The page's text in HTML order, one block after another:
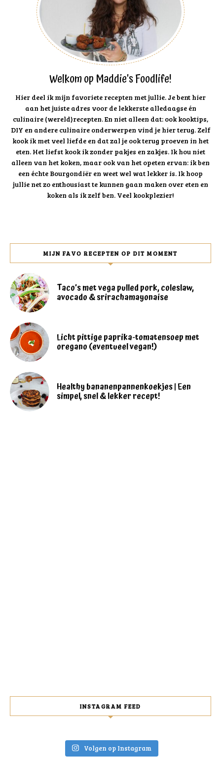
Welkom op Maddie's Foodlife!
Hier deel ik mijn favoriete recepten met jullie. Je bent hier
aan het juiste adres voor de lekkerste alledaagse én
culinaire (wereld)recepten. En niet alleen dat: ook kooktips,
DIY en andere culinaire onderwerpen vind je hier terug. Zelf
kook ik met veel liefde en dat zal je ook terug proeven in het
eten. Het liefst kook ik zonder pakjes en zakjes. Ik hou niet
alleen van het koken, maar ook van het opeten ervan: ik ben
een échte Bourgondiër en weet wel wat lekker is. Ik hoop
jullie net zo enthousiast te kunnen gaan maken over eten en
koken als ik zelf ben. Veel kookplezier!
MIJN FAVO RECEPTEN OP DIT MOMENT
Taco’s met vega pulled pork, coleslaw,
avocado & srirachamayonaise
Licht pittige paprika-tomatensoep met
oregano (eventueel vegan!)
Healthy bananenpannenkoekjes | Een
simpel, snel & lekker recept!
INSTAGRAM FEED
Volgen op Instagram